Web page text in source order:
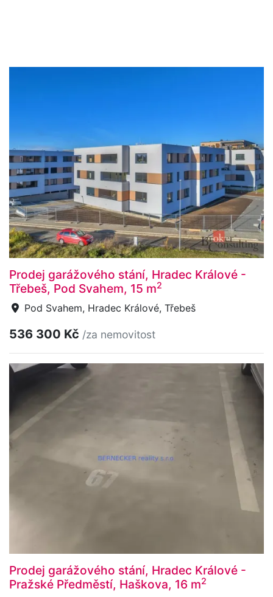
Prodej garážového stání, Hradec Králové -
Třebeš, Pod Svahem, 15 m2
Pod Svahem, Hradec Králové, Třebeš
536 300 Kč /za nemovitost
Prodej garážového stání, Hradec Králové -
Pražské Předměstí, Haškova, 16 m2